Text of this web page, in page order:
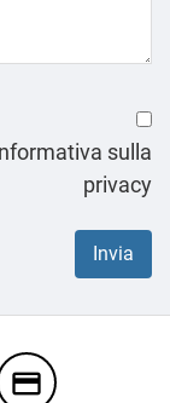
sulla
privacy
credit_card